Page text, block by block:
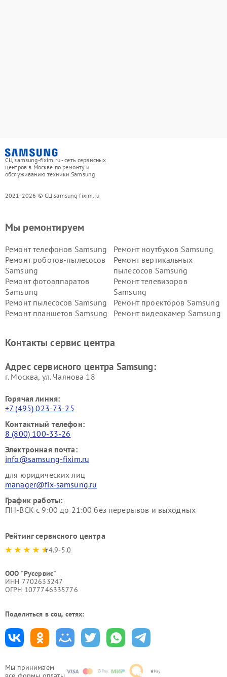
СЦ samsung-fixim.ru - сеть сервисных
центров в Москве по ремонту и
обслуживанию техники Samsung
2021-2026 © СЦ samsung-fixim.ru
Мы принимаем
Мы ремонтируем
Ремонт телефонов Samsung
Ремонт ноутбуков Samsung
Ремонт роботов-пылесосов
Samsung
Ремонт вертикальных
пылесосов Samsung
Ремонт фотоаппаратов
Samsung
Ремонт телевизоров
Samsung
Ремонт пылесосов Samsung
Ремонт проекторов Samsung
Ремонт планшетов Samsung
Ремонт видеокамер Samsung
Контакты сервис центра
Адрес сервисного центра Samsung:
г. Москва, ул. Чаянова 18
Горячая линия:
+7 (495) 023-73-25
Контактный телефон:
8 (800) 100-33-26
Электронная почта:
info@samsung-fixim.ru
для юридических лиц
manager@fix-samsung.ru
График работы:
ПН-ВСК с 9:00 до 21:00 без перерывов и выходных
Рейтинг сервисного центра
4.9-5.0
ООО "Русервис"
ИНН 7702633247
ОГРН 1077746335776
Поделиться в соц. сетях: